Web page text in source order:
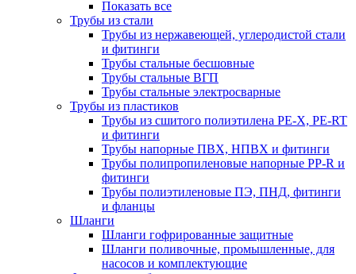
Показать все
Трубы из стали
Трубы из нержавеющей, углеродистой стали
и фитинги
Трубы стальные бесшовные
Трубы стальные ВГП
Трубы стальные электросварные
Трубы из пластиков
Трубы из сшитого полиэтилена PE-X, PE-RT
и фитинги
Трубы напорные ПВХ, НПВХ и фитинги
Трубы полипропиленовые напорные PP-R и
фитинги
Трубы полиэтиленовые ПЭ, ПНД, фитинги
и фланцы
Шланги
Шланги гофрированные защитные
Шланги поливочные, промышленные, для
насосов и комплектующие